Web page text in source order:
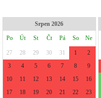
Srpen 2026
Po Út St Čt Pá So Ne
27 28 29 30 31 1
2
3
4 5 6 7 8
9
10
11 12 13 14 15
16
17
18 19 20 21 22
23